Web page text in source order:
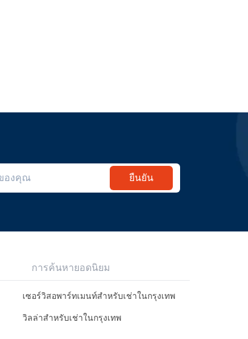
ยืนยัน
การค้นหายอดนิยม
เซอร์วิสอพาร์ทเมนท์สำหรับเช่าในกรุงเทพ
วิลล่าสำหรับเช่าในกรุงเทพ